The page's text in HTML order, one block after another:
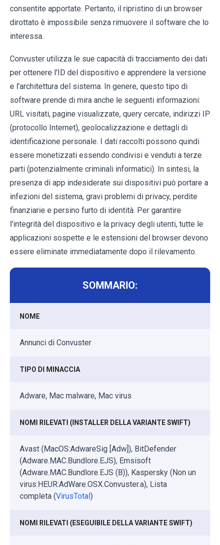
consentite apportate. Pertanto, il ripristino di un browser
dirottato è impossibile senza rimuovere il software che lo
interessa.
Convuster utilizza le sue capacità di tracciamento dei dati
per ottenere l'ID del dispositivo e apprendere la versione
e l'architettura del sistema. In genere, questo tipo di
software prende di mira anche le seguenti informazioni:
URL visitati, pagine visualizzate, query cercate, indirizzi IP
(protocollo Internet), geolocalizzazione e dettagli di
identificazione personale. I dati raccolti possono quindi
essere monetizzati essendo condivisi e venduti a terze
parti (potenzialmente criminali informatici). In sintesi, la
presenza di app indesiderate sui dispositivi può portare a
infezioni del sistema, gravi problemi di privacy, perdite
finanziarie e persino furto di identità. Per garantire
l'integrità del dispositivo e la privacy degli utenti, tutte le
applicazioni sospette e le estensioni del browser devono
essere eliminate immediatamente dopo il rilevamento.
SOMMARIO:
NOME
Annunci di Convuster
TIPO DI MINACCIA
Adware, Mac malware, Mac virus
NOMI RILEVATI (INSTALLER DELLA VARIANTE SWIFT)
Avast (MacOS:AdwareSig [Adw]), BitDefender
(Adware.MAC.Bundlore.EJS), Emsisoft
(Adware.MAC.Bundlore.EJS (B)), Kaspersky (Non un
virus:HEUR:AdWare.OSX.Convuster.a), Lista
completa (VirusTotal)
NOMI RILEVATI (ESEGUIBILE DELLA VARIANTE SWIFT)